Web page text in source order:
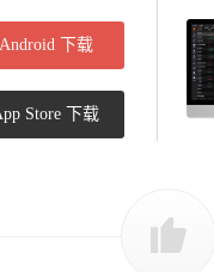
Android 下载
Store 下载